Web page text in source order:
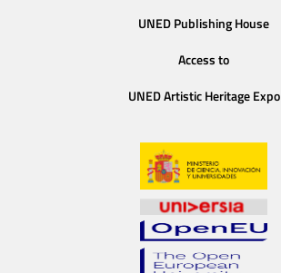
UNED Publishing House
Access to
UNED Artistic Heritage Expo